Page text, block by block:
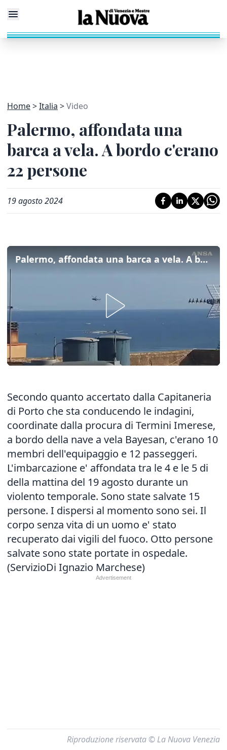
Home Italia Video
Palermo, affondata una
barca a vela. A bordo c'erano
22 persone
19 agosto 2024
Palermo, affondata una barca a vela. A bordo c'erano 22 persone
Secondo quanto accertato dalla Capitaneria
di Porto che sta conducendo le indagini,
coordinate dalla procura di Termini Imerese,
a bordo della nave a vela Bayesan, c'erano 10
membri dell'equipaggio e 12 passeggeri.
L'imbarcazione e' affondata tra le 4 e le 5 di
della mattina del 19 agosto durante un
violento temporale. Sono state salvate 15
persone. I dispersi al momento sono sei. Il
corpo senza vita di un uomo e' stato
recuperato dai vigili del fuoco. Otto persone
salvate sono state portate in ospedale.
(ServizioDi Ignazio Marchese)
Riproduzione riservata © La Nuova Venezia